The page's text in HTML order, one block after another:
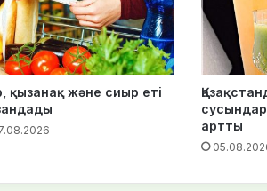
қызанақ және сиыр еті
сусындар
артты